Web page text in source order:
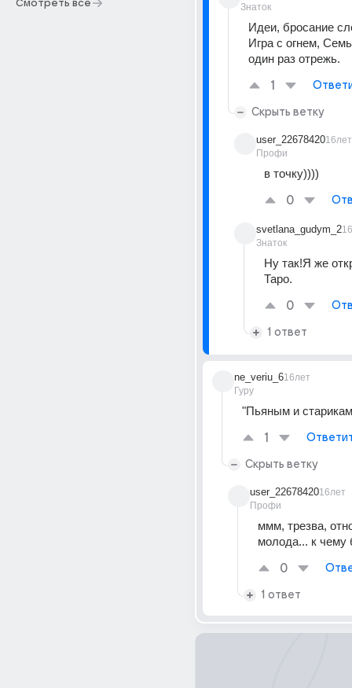
Смотреть все Знаток
Идеи, бросание
Игра с огнем,
один раз отрежь.
1
Скрыть ветку
user_22678420
Профи
16лет
в точку))))
0
svetlana_gudym_2
Знаток
Ну так!Я же
Таро.
0
1 ответ
ne_veriu_6
Гуру
16лет
"Пьяным и
1
Скрыть ветку
user_22678420
Профи
16лет
ммм, трезва,
молода... к чему
0
1 ответ